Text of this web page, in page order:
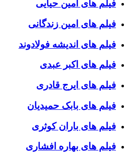
فیلم های امین حیایی
فیلم های امین زندگانی
فیلم های اندیشه فولادوند
فیلم های اکبر عبدی
فیلم های ایرج قادری
فیلم های بابک حمیدیان
فیلم های باران کوثری
فیلم های بهاره افشاری